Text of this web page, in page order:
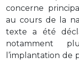
concerne
au cours de la
texte a été
notamment
l’implantation de